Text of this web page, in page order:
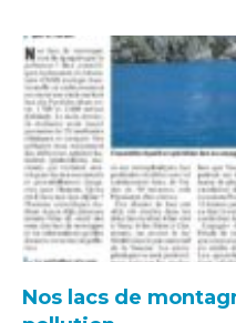
Nos lacs de